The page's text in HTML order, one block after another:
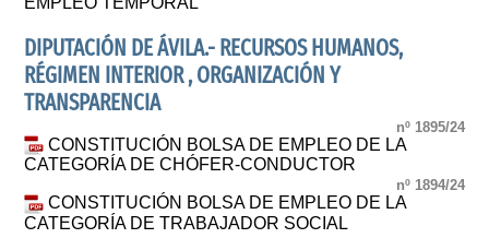
DIPUTACIÓN DE ÁVILA.- RECURSOS HUMANOS,
RÉGIMEN INTERIOR , ORGANIZACIÓN Y
TRANSPARENCIA
nº 1895/24
CONSTITUCIÓN BOLSA DE EMPLEO DE LA
CATEGORÍA DE CHÓFER-CONDUCTOR
nº 1894/24
CONSTITUCIÓN BOLSA DE EMPLEO DE LA
CATEGORÍA DE TRABAJADOR SOCIAL